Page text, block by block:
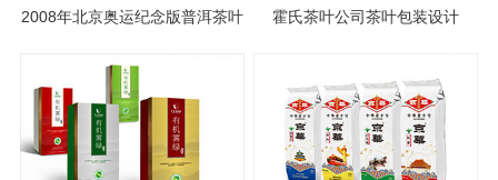
2008年北京奥运纪念版普洱茶叶
霍氏茶叶公司茶叶包装设计